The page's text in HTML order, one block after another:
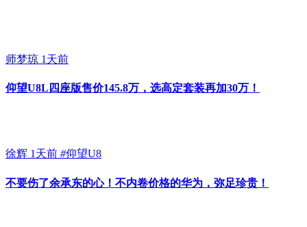
师梦琼 1天前
仰望U8L四座版售价145.8万，选高定套装再加30万！
徐辉 1天前 #仰望U8
不要伤了余承东的心！不内卷价格的华为，弥足珍贵！